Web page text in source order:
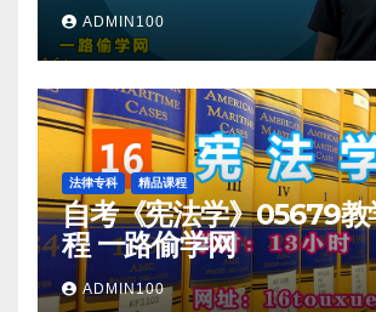
ADMIN100
法律专科 精品课程
自考《宪法学》05679教
程 一路偷学网
ADMIN100